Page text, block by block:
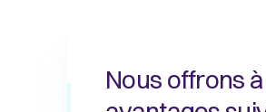
Nous offrons